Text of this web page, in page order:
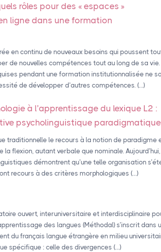
rôles pour des « espaces »
ligne dans une formation
en continu de nouveaux besoins qui poussent
de nouvelles compétences tout au long de sa vie.
pendant une formation institutionnalisée ne
de développer d’autres compétences. (…)
à l’apprentissage du lexique L2 :
psycholinguistique paradigmatique
traditionnelle le recours à la notion de paradigme
flexion, autant verbale que nominale.
démontrent qu’une telle organisation
recours à des critères morphologiques (…)
ouvert, interuniversitaire et interdisciplinaire
des langues (Méthodal) s’inscrit dans
du français langue étrangère en milieu
spécifique : celle des divergences (…)